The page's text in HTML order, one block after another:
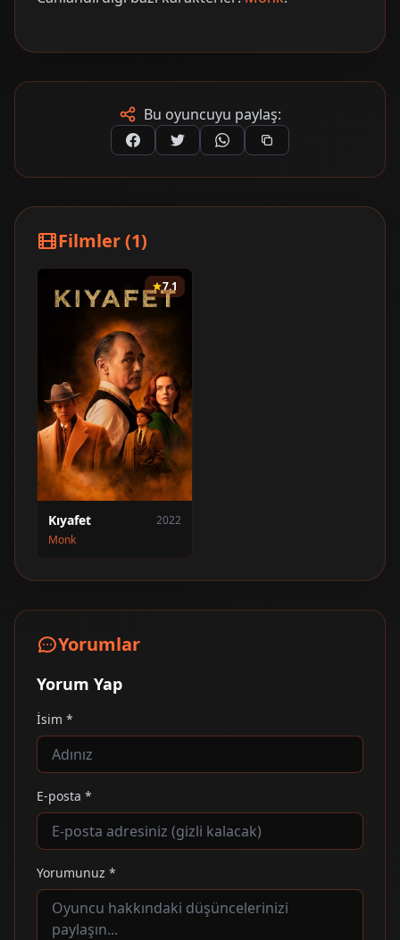
Bu oyuncuyu paylaş:
Filmler (1)
7.1
Kıyafet
2022
Monk
Yorumlar
Yorum Yap
İsim *
E-posta *
Yorumunuz *